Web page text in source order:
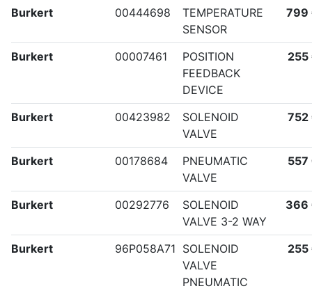
Burkert 00444698
TEMPERATURE
SENSOR
799
Burkert 00007461
POSITION
FEEDBACK
DEVICE
255
Burkert 00423982
SOLENOID
VALVE
752
Burkert 00178684
PNEUMATIC
VALVE
557
Burkert 00292776
SOLENOID
VALVE 3-2 WAY
366
Burkert 96P058A71 SOLENOID
VALVE
PNEUMATIC
255